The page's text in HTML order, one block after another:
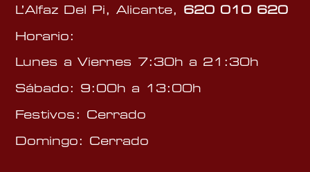
L’Alfaz Del Pi, Alicante, 620 010 620
Horario:
Lunes a Viernes 7:30h a 21:30h
Sábado: 9:00h a 13:00h
Festivos: Cerrado
Domingo: Cerrado